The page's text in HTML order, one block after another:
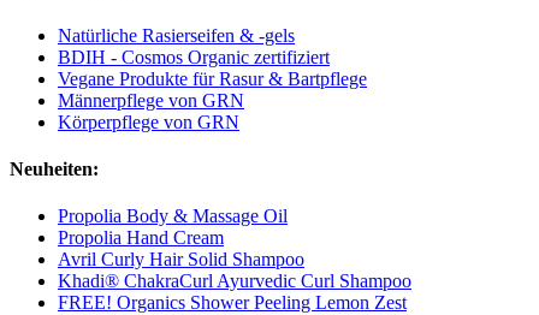
Natürliche Rasierseifen & -gels
BDIH - Cosmos Organic zertifiziert
Vegane Produkte für Rasur & Bartpflege
Männerpflege von GRN
Körperpflege von GRN
Neuheiten:
Propolia Body & Massage Oil
Propolia Hand Cream
Avril Curly Hair Solid Shampoo
Khadi® ChakraCurl Ayurvedic Curl Shampoo
FREE! Organics Shower Peeling Lemon Zest